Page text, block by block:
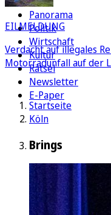
Panorama
Politik
Wirtschaft
Kultur
Rätsel
Newsletter
E-Paper
EILMELDUNG
Verdacht auf illegales
Motorradunfall auf der
Startseite
Köln
Brings